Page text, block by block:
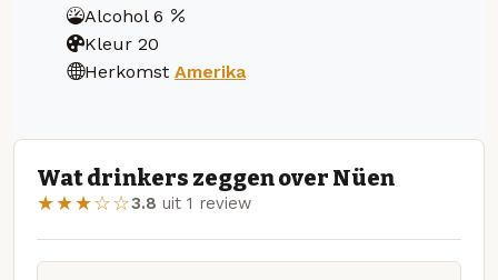
Alcohol 6
Kleur 20
Herkomst Amerika
Wat drinkers zeggen over Nüen
★★★☆☆3.8 uit 1 review